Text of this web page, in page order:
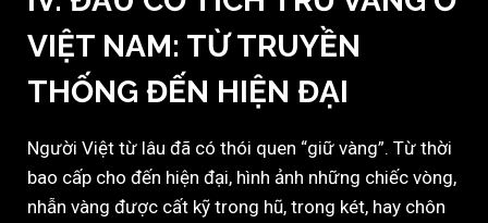
VIỆT NAM: TỪ TRUYỀN
THỐNG ĐẾN HIỆN ĐẠI
Người Việt từ lâu đã có thói quen “giữ vàng”. Từ thời
bao cấp cho đến hiện đại, hình ảnh những chiếc vòng,
nhẫn vàng được cất kỹ trong hũ, trong két, hay chôn